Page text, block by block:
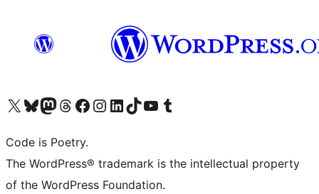
Navštivte náš účet na X (dříve Twitter)
Navštivte náš Bluesky účetNavštivte náš účet Mastodon
Navštivte náš Threads účetNavštivte naši stránku na Facebooku
Navštivte náš Instagram účetNavštivte náš LinkedIn účetNavštivte náš TikTok účetNavštivte náš YouTube kanálNavštivte náš Tumblr účet
Code is Poetry.
The WordPress® trademark is the intellectual property
of the WordPress Foundation.